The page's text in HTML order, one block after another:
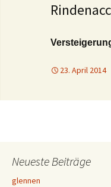
23. April 2014
Neueste Beiträge
glennen